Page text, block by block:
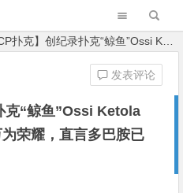
】创纪录扑克“鲸鱼”Ossi Ketola AMA自白：狂输1700万为荣耀，直言多巴胺已烧坏
克“鲸鱼”Ossi Ketola
荣耀，直言多巴胺已
发表评论